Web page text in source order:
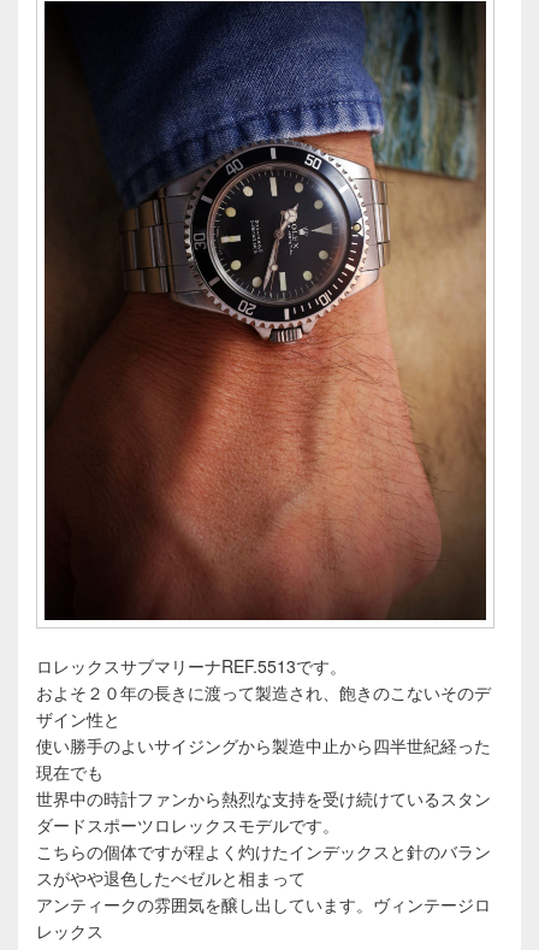
ロレックスサブマリーナREF.5513です。
およそ２０年の長きに渡って製造され、飽きのこないそのデ
ザイン性と
使い勝手のよいサイジングから製造中止から四半世紀経った
現在でも
世界中の時計ファンから熱烈な支持を受け続けているスタン
ダードスポーツロレックスモデルです。
こちらの個体ですが程よく灼けたインデックスと針のバラン
スがやや退色したべゼルと相まって
アンティークの雰囲気を醸し出しています。ヴィンテージロ
レックス